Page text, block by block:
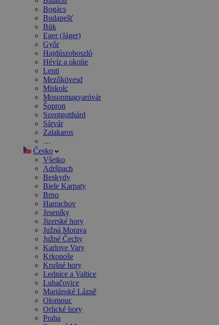
Bogács
Budapešť
Bük
Eger (Jáger)
Győr
Hajdúszoboszló
Hévíz a okolie
Lenti
Mezőkövesd
Miskolc
Mosonmagyaróvár
Šopron
Szentgotthárd
Sárvár
Zalakaros
…
Česko
Všetko
Adršpach
Beskydy
Biele Karpaty
Brno
Harrachov
Jeseníky
Jizerské hory
Južná Morava
Južné Čechy
Karlove Vary
Krkonoše
Krušné hory
Lednice a Valtice
Luhačovice
Mariánské Lázně
Olomouc
Orlické hory
Praha